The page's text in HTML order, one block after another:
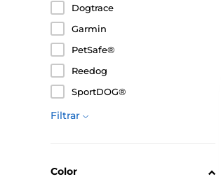
Dogtrace
Garmin
PetSafe®
Reedog
SportDOG®
Filtrar
Color